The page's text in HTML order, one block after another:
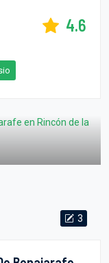
4.6
3